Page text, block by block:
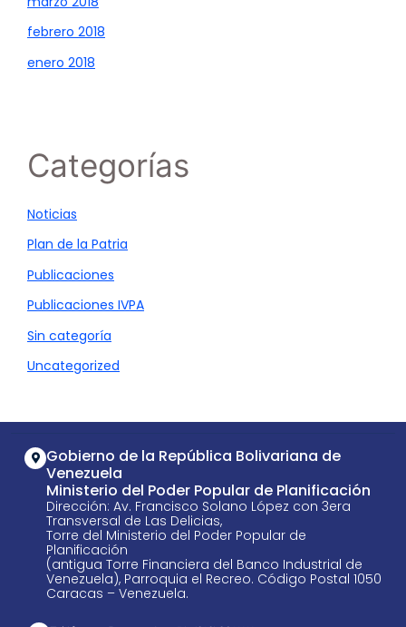
febrero 2018
enero 2018
Categorías
Noticias
Plan de la Patria
Publicaciones
Publicaciones IVPA
Sin categoría
Uncategorized
Gobierno de la República Bolivariana de
Venezuela
Ministerio del Poder Popular de Planificación
Dirección: Av. Francisco Solano López con 3era
Transversal de Las Delicias,
Torre del Ministerio del Poder Popular de
Planificación
(antigua Torre Financiera del Banco Industrial de
Venezuela), Parroquia el Recreo. Código Postal 1050
Caracas – Venezuela.